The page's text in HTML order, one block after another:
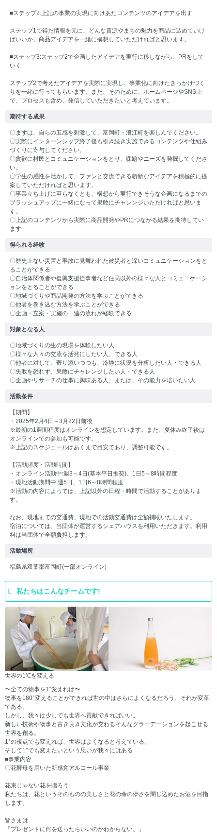
■ステップ2:上記の事業の実現に向けあたコンテンツのアイデアを出す
ステップ1で得た情報を元に、どんな資源やまちの魅力を商品に込めていけ
ばいいか、商品アイデアを一緒に構想していただければと思います。
■ステップ3:ステップ2で企画したアイデアを実行に移しながら、PRをして
いく
ステップ2で考えたアイデアを実際に実現し、事業化に向けたきっかけづく
りを一緒に行ってもらいます。また、そのために、ホームページやSNS上
で、プロセスも含め、発信していただきたいと考えています。
期待する成果
〇まずは、自らの五感を刺激して、富岡町・浪江町を楽しんでください。
〇実際にインターンシップ終了後も引き続き実施できるコンテンツや仕組み
づくりに寄与してください。
〇貪欲に村民とコミュニケーションをとり、課題やニーズを発掘してくださ
い。
〇学生の感性を活かして、ファンと交流できる斬新なアイデアを積極的に提
案していただければと思います。
〇事業立ち上げに至らなくとも、構想から実行できそうな企画になるまでの
ブラッシュアップに一緒になって果敢にチャレンジいただければと思いま
す。
〇上記のコンテンツから実際に商品開発やPRにつながる結果を期待してい
ます
得られる経験
〇歴史上ない災害と事故に見舞われた被災者と深いコミュニケーションをと
ることができる
〇自治体関係者や復興支援従事者など住民以外の様々な人とコミュニケーシ
ョンをとることができる
〇地域づくりや商品開発の方法を学ぶことができる
〇他者を巻き込む方法を学ぶことができる
〇企画・立案・実施の一連の流れが経験できる
対象となる人
〇地域づくりの生の現場を体験したい人
〇様々な人々の交流を活発にしたい人、できる人
〇他者に対して、寄り添いつつも、冷静に状況を分析したい人・できる人
〇失敗を恐れず、果敢にチャレンジしたい人・できる人
〇企画やリサーチの仕事に興味ある人、または、その能力を培いたい人
活動条件
【期間】
・2025年2月4日～3月22日前後
※最初の1週間程度はオンラインを想定しています。また、夏休み終了後は
オンラインでの参加も可能です。
※上記のスケジュールはあくまで目安であり、調整可能です。
【活動頻度・活動時間】
・オンライン活動中:週3～4日(基本平日推奨)、1日5～8時間程度
・現地活動期間中:週5日、1日6～8時間程度
※活動の内容によっては、上記以外の日程・時間で活動することがありま
す。
なお、現地までの交通費、現地での活動交通費は全額補助いたします。
宿泊については、当団体が運営するシェアハウスを利用いただきます。利用
料は当団体で全額負担します。
活動場所
福島県双葉郡富岡町(一部オンライン)
私たちはこんなチームです!
世界の1℃を変える
〜全ての物事を1°変えれば〜
物事を180°変えることができれば世の中はさらによくなるだろう。それが変革
である。
しかし、我々は少しでも世界へ貢献できればいい。
新しい技術や物事と古き良き文化が交わるそんなグラーデーションを起こせる
世界を創る。
1°の視点でも変えれば、世界はよくなると考えている。
そして1°でも変えたいという思いが我々にはある
■事業内容
〇花酵母を用いた新感覚アルコール事業
花束じゃない花を贈ろう
私たちは、花というそのものの美しさと花の命の儚さを閉じ込めたお酒を目指
します。
皆さまは
「プレゼントに何を送ったらいいのかわからない。」